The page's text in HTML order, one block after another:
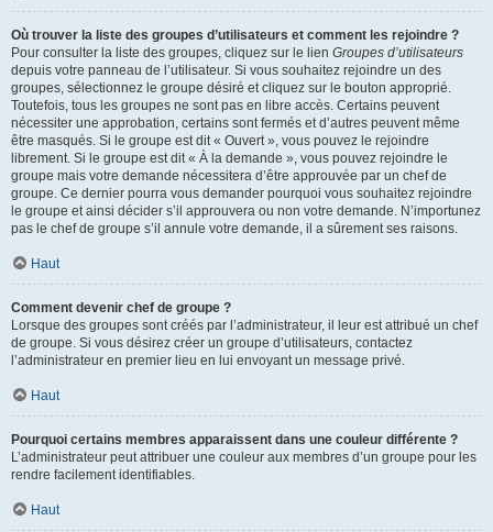
Où trouver la liste des groupes d’utilisateurs et comment les rejoindre ?
Pour consulter la liste des groupes, cliquez sur le lien Groupes d’utilisateurs
depuis votre panneau de l’utilisateur. Si vous souhaitez rejoindre un des
groupes, sélectionnez le groupe désiré et cliquez sur le bouton approprié.
Toutefois, tous les groupes ne sont pas en libre accès. Certains peuvent
nécessiter une approbation, certains sont fermés et d’autres peuvent même
être masqués. Si le groupe est dit « Ouvert », vous pouvez le rejoindre
librement. Si le groupe est dit « À la demande », vous pouvez rejoindre le
groupe mais votre demande nécessitera d’être approuvée par un chef de
groupe. Ce dernier pourra vous demander pourquoi vous souhaitez rejoindre
le groupe et ainsi décider s’il approuvera ou non votre demande. N’importunez
pas le chef de groupe s’il annule votre demande, il a sûrement ses raisons.
Haut
Comment devenir chef de groupe ?
Lorsque des groupes sont créés par l’administrateur, il leur est attribué un chef
de groupe. Si vous désirez créer un groupe d’utilisateurs, contactez
l’administrateur en premier lieu en lui envoyant un message privé.
Haut
Pourquoi certains membres apparaissent dans une couleur différente ?
L’administrateur peut attribuer une couleur aux membres d’un groupe pour les
rendre facilement identifiables.
Haut